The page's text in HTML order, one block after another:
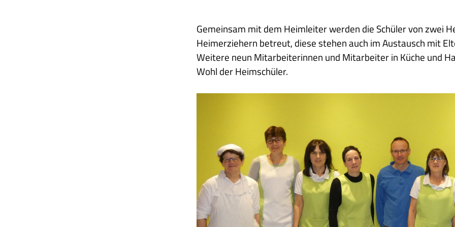
Gemeinsam mit dem Heimleiter werden die Schüler von zwei
Heimerziehern betreut, diese stehen auch im Austausch mit
Weitere neun Mitarbeiterinnen und Mitarbeiter in Küche und
Wohl der Heimschüler.